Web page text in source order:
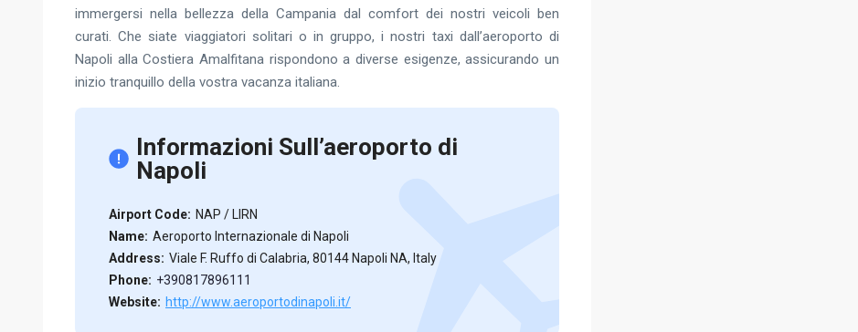
immergersi nella bellezza della Campania dal comfort dei nostri veicoli ben
curati. Che siate viaggiatori solitari o in gruppo, i nostri taxi dall’aeroporto di
Napoli alla Costiera Amalfitana rispondono a diverse esigenze, assicurando un
inizio tranquillo della vostra vacanza italiana.
Informazioni Sull’aeroporto di
Napoli
Airport Code: NAP / LIRN
Name: Aeroporto Internazionale di Napoli
Address: Viale F. Ruffo di Calabria, 80144 Napoli NA, Italy
Phone: +390817896111
Website: http://www.aeroportodinapoli.it/